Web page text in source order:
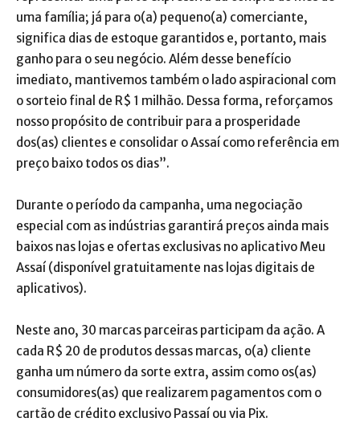
uma família; já para o(a) pequeno(a) comerciante,
significa dias de estoque garantidos e, portanto, mais
ganho para o seu negócio. Além desse benefício
imediato, mantivemos também o lado aspiracional com
o sorteio final de R$ 1 milhão. Dessa forma, reforçamos
nosso propósito de contribuir para a prosperidade
dos(as) clientes e consolidar o Assaí como referência em
preço baixo todos os dias”.
Durante o período da campanha, uma negociação
especial com as indústrias garantirá preços ainda mais
baixos nas lojas e ofertas exclusivas no aplicativo Meu
Assaí (disponível gratuitamente nas lojas digitais de
aplicativos).
Neste ano, 30 marcas parceiras participam da ação. A
cada R$ 20 de produtos dessas marcas, o(a) cliente
ganha um número da sorte extra, assim como os(as)
consumidores(as) que realizarem pagamentos com o
cartão de crédito exclusivo Passaí ou via Pix.